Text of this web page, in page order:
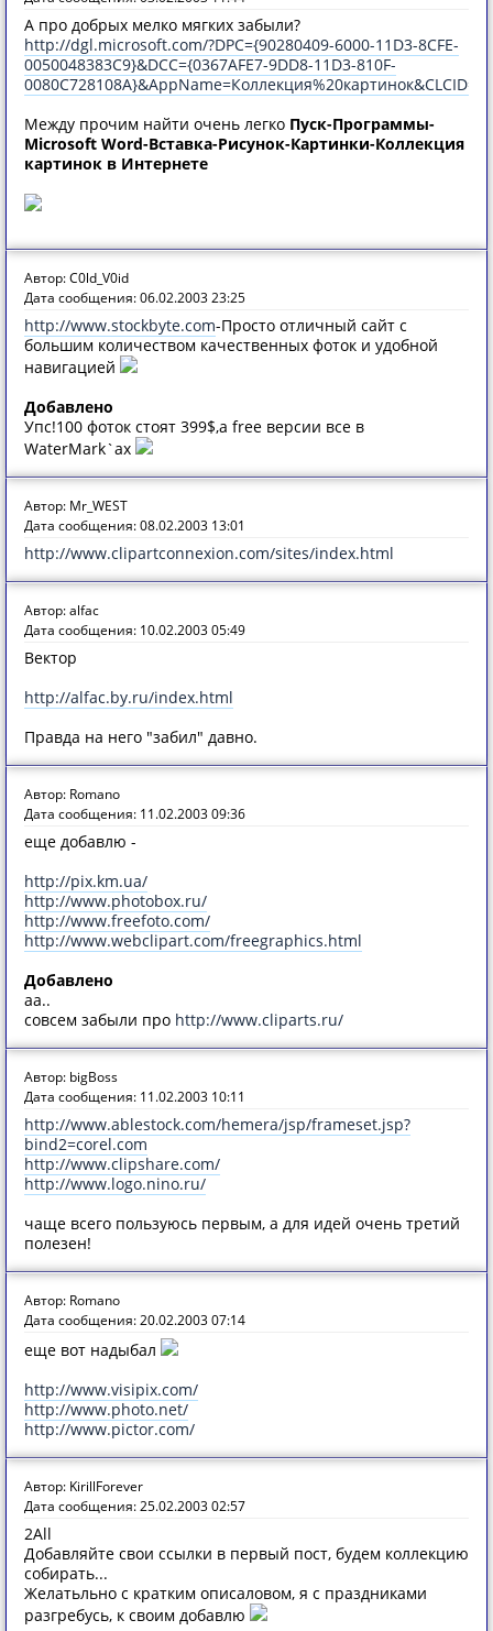
А про добрых мелко мягких забыли?
http://dgl.microsoft.com/?DPC={90280409-6000-11D3-8CFE-
0050048383C9}&DCC={0367AFE7-9DD8-11D3-810F-
Между прочим найти очень легко Пуск-Программы-
Microsoft Word-Вставка-Рисунок-Картинки-Коллекция
картинок в Интернете
Автор: C0ld_V0id
Дата сообщения: 06.02.2003 23:25
http://www.stockbyte.com-Просто отличный сайт с
большим количеством качественных фоток и удобной
навигацией
Добавлено
Упс!100 фоток стоят 399$,а free версии всe в
WaterMark`ах
Автор: Mr_WEST
Дата сообщения: 08.02.2003 13:01
http://www.clipartconnexion.com/sites/index.html
Автор: alfac
Дата сообщения: 10.02.2003 05:49
Вектор
http://alfac.by.ru/index.html
Правда на него "забил" давно.
Автор: Romano
Дата сообщения: 11.02.2003 09:36
еще добавлю -
http://pix.km.ua/
http://www.photobox.ru/
http://www.freefoto.com/
http://www.webclipart.com/freegraphics.html
Добавлено
аа..
совсем забыли про http://www.cliparts.ru/
Автор: bigBoss
Дата сообщения: 11.02.2003 10:11
http://www.ablestock.com/hemera/jsp/frameset.jsp?
bind2=corel.com
http://www.clipshare.com/
http://www.logo.nino.ru/
чаще всего пользуюсь первым, а для идей очень третий
полезен!
Автор: Romano
Дата сообщения: 20.02.2003 07:14
еще вот надыбал
http://www.visipix.com/
http://www.photo.net/
http://www.pictor.com/
Автор: KirillForever
Дата сообщения: 25.02.2003 02:57
2All
Добавляйте свои ссылки в первый пост, будем коллекцию
собирать...
Желатьльно с кратким описаловом, я с праздниками
разгребусь, к своим добавлю